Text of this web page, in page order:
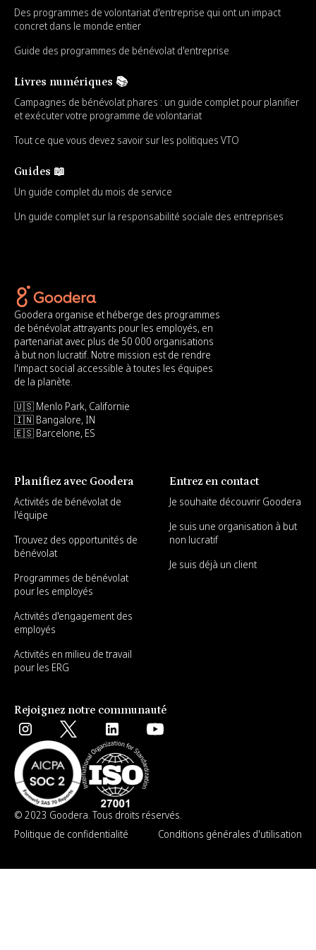
Des programmes de volontariat d'entreprise qui ont un impact
concret dans le monde entier
Guide des programmes de bénévolat d'entreprise
Livres numériques 📚
Campagnes de bénévolat phares : un guide complet pour planifier
et exécuter votre programme de volontariat
Tout ce que vous devez savoir sur les politiques VTO
Guides 📖
Un guide complet du mois de service
Un guide complet sur la responsabilité sociale des entreprises
Goodera organise et héberge des programmes
de bénévolat attrayants pour les employés, en
partenariat avec plus de 50 000 organisations
à but non lucratif. Notre mission est de rendre
l'impact social accessible à toutes les équipes
de la planète.
🇺🇸 Menlo Park, Californie
🇮🇳 Bangalore, IN
🇪🇸 Barcelone, ES
Planifiez avec Goodera
Activités de bénévolat de
l'équipe
Trouvez des opportunités de
bénévolat
Programmes de bénévolat
pour les employés
Activités d'engagement des
employés
Activités en milieu de travail
pour les ERG
Entrez en contact
Je souhaite découvrir Goodera
Je suis une organisation à but
non lucratif
Je suis déjà un client
Rejoignez notre communauté
© 2023 Goodera. Tous droits réservés.
Politique de confidentialité
Conditions générales d'utilisation